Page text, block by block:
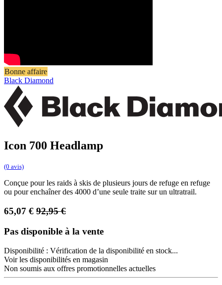
Bonne affaire
Black Diamond
Icon 700 Headlamp
(0 avis)
Conçue pour les raids à skis de plusieurs jours de refuge en refuge
ou pour enchaîner des 4000 d’une seule traite sur un ultratrail.
65,07 € 92,95€
Pas disponible à la vente
Disponibilité : Vérification de la disponibilité en stock...
Voir les disponibilités en magasin
Non soumis aux offres promotionnelles actuelles